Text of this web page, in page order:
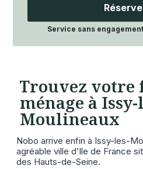
Service sans
Trouvez votre
ménage à Issy-
Moulineaux
Nobo arrive enfin à Issy-les-
agréable ville d’Ile de France
des Hauts-de-Seine.